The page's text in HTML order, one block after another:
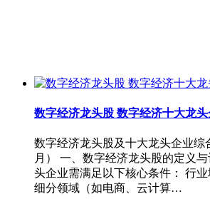
数字经济龙头股 数字经济十大龙
数字经济龙头股及十大龙头企业综
月） 一、数字经济龙头股的定义
头企业需满足以下核心条件： 行
细分领域（如电商、云计算…